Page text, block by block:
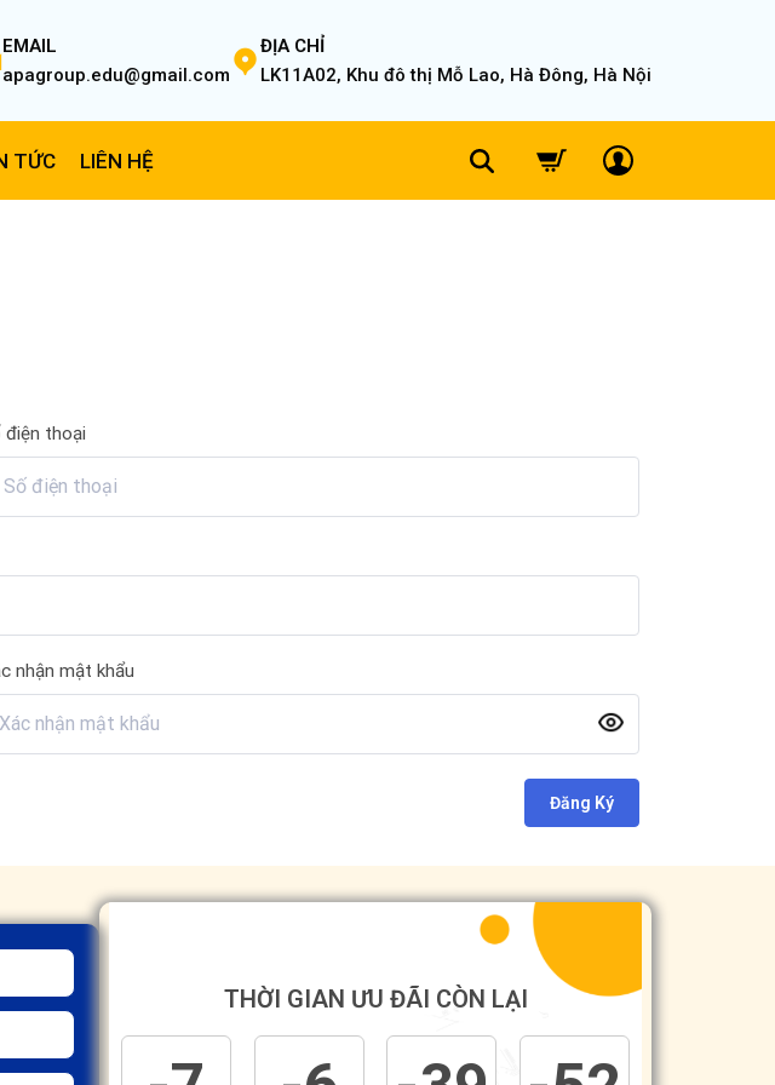
EMAIL
apagroup.edu@gmail.com
ĐỊA CHỈ
LK11A02, Khu đô thị Mỗ Lao, Hà Đông, Hà Nội
TỨC LIÊN HỆ
điện thoại
nhận mật khẩu
Đăng Ký
THỜI GIAN ƯU ĐÃI CÒN LẠI